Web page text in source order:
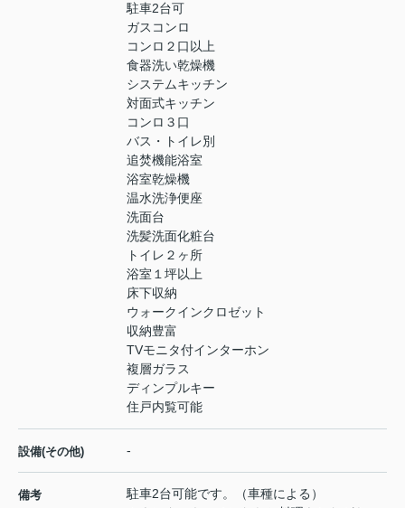
駐車2台可
ガスコンロ
コンロ２口以上
食器洗い乾燥機
システムキッチン
対面式キッチン
コンロ３口
バス・トイレ別
追焚機能浴室
浴室乾燥機
温水洗浄便座
洗面台
洗髪洗面化粧台
トイレ２ヶ所
浴室１坪以上
床下収納
ウォークインクロゼット
収納豊富
TVモニタ付インターホン
複層ガラス
ディンプルキー
住戸内覧可能
設備(その他) -
備考
駐車2台可能です。（車種による）